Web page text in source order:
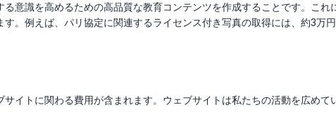
意識を高めるための高品質な教育コンテンツを作成することです。これ
。例えば、パリ協定に関連するライセンス付き写真の取得には、約3万
イトに関わる費用が含まれます。ウェブサイトは私たちの活動を広めて